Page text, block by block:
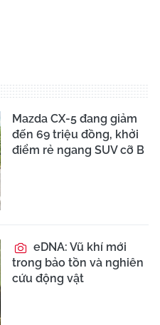
Mazda CX-5 đang giảm
đến 69 triệu đồng, khởi
điểm rẻ ngang SUV cỡ B
eDNA: Vũ khí mới
trong bảo tồn và nghiên
cứu động vật